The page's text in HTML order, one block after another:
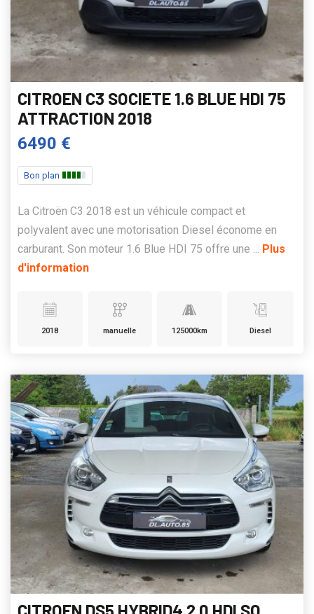
CITROEN C3 SOCIETE 1.6 BLUE HDI 75
ATTRACTION 2018
6490 €
Bon plan
La Citroën C3 2018 est un véhicule compact et
polyvalent avec une motorisation Diesel économe en
carburant. Son moteur 1.6 Blue HDI 75 offre une ... Plus
d'information
2018 manuelle 125000km Diesel